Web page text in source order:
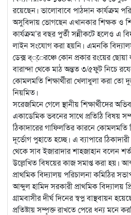
রয়েছেন। ভালোবাবে পাঠদান কার্যক্রম
অসুবিদায় ভোগছেন এখানকার শিক্ষক ও
কার্যক্রম’র বছর পুর্তী সন্নীকটে হলেও এ
লাইন সংযোগ করা হয়নি। এমনকি
ডেক্স ব্্েরঞ্চে কোন প্রকার রংয়ের ছোয়া
বারান্দা থেকে মাঠ অন্তত ৩/৫ফুট নিচে
কোমলমতি শিক্ষার্থীরা খেলাধুলা করা তো
নিয়মিত।
সরেজমিনে গেলে স্থানীয় শিক্ষার্থীদের
একাডেমিক ভবনের সাথে প্রতিঠি বিষয়
ঠিকাদারের গাফিলতির কারনে কোমলমতি
দূর্ভোগ পুহাতে হচ্ছে। এ ব্যাপারে ঠিকাদারী
থেকে সাব ইজারাদার শাহজাহান বলেন
উল্লেখিত বিষয়ের কাজ সমাপ্ত করা হয়।
প্রাথমিক বিদ্যালয় পরিচালনা কমিঠির
আব্দুল হামিদ সরকারী প্রাথমিক বিদ্যালয়
গ্রামবাসীর দীর্ঘ দিনের স্বপ্ন বাস্থবায়ন
প্রতিষ্টায় সম্পৃক্ত রাখতে পেরে ধন্য মনে